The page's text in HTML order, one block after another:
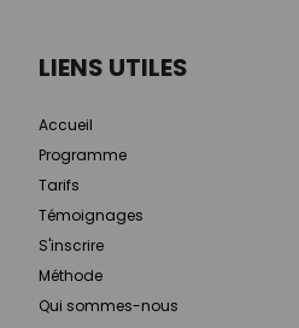
LIENS UTILES
Accueil
Programme
Tarifs
Témoignages
S'inscrire
Méthode
Qui sommes-nous